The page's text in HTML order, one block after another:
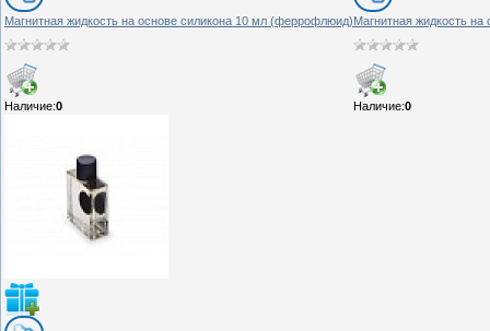
Магнитная жидкость на основе силикона 10 мл (феррофлюид)
Наличие:0
Магнитная жидкость
Наличие:0